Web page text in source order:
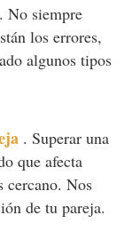
. No siempre
los errores,
algunos tipos
. Superar una
que afecta
cercano. Nos
de tu pareja.